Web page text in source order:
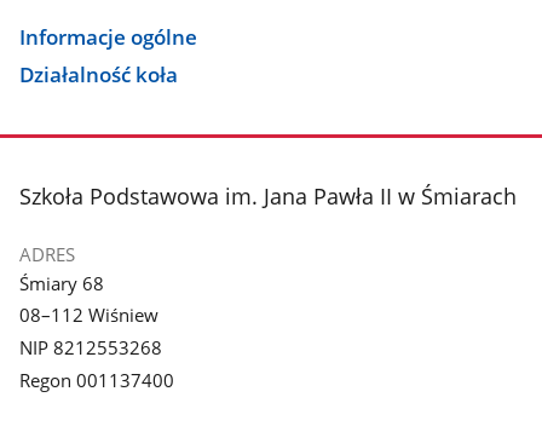
Informacje ogólne
Działalność koła
stopka
Szkoła Podstawowa im. Jana Pawła II w Śmiarach
ADRES
Śmiary 68
08–112 Wiśniew
NIP 8212553268
Regon 001137400